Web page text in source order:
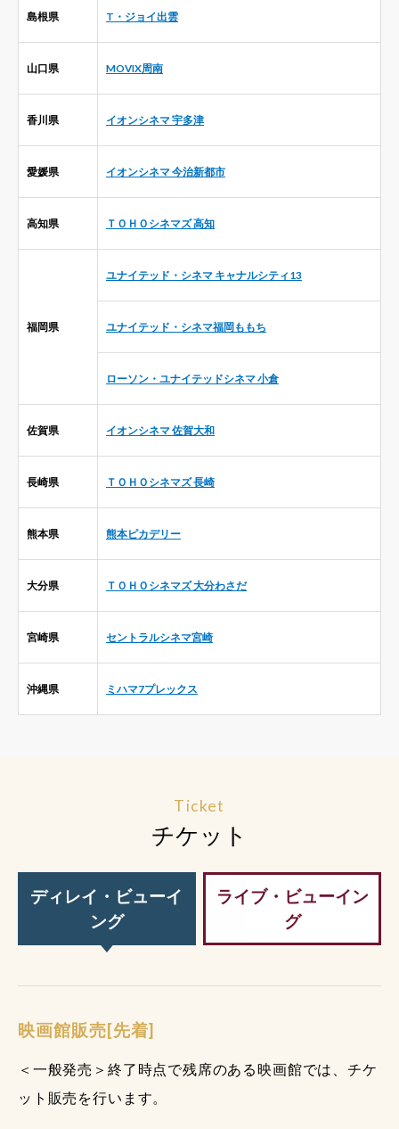
島根県 T・ジョイ出雲
山口県 MOVIX周南
香川県 イオンシネマ 宇多津
愛媛県 イオンシネマ 今治新都市
高知県 ＴＯＨＯシネマズ 高知
福岡県
ユナイテッド・シネマ キャナルシティ13
ユナイテッド・シネマ福岡ももち
ローソン・ユナイテッドシネマ 小倉
佐賀県 イオンシネマ 佐賀大和
長崎県 ＴＯＨＯシネマズ 長崎
熊本県 熊本ピカデリー
大分県 ＴＯＨＯシネマズ 大分わさだ
宮崎県 セントラルシネマ宮崎
沖縄県 ミハマ7プレックス
Ticket
チケット
ディレイ・ビューイ
ング
ライブ・ビューイン
グ
映画館販売[先着]
＜一般発売＞終了時点で残席のある映画館では、チケ
ット販売を行います。